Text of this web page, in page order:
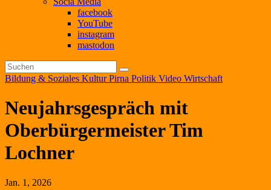
facebook
YouTube
instagram
mastodon
Bildung & Soziales KulturPirna Politik Video Wirtschaft
Neujahrsgespräch mit
Oberbürgermeister Tim
Lochner
Jan. 1, 2026